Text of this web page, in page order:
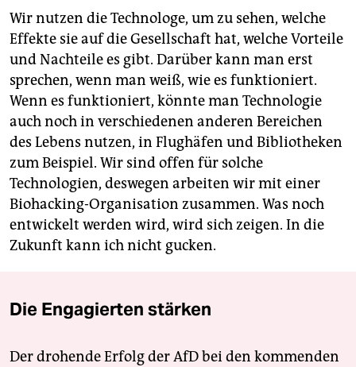
Wir nutzen die Technologe, um zu sehen, welche
Effekte sie auf die Gesellschaft hat, welche Vorteile
und Nachteile es gibt. Darüber kann man erst
sprechen, wenn man weiß, wie es funktioniert.
Wenn es funktioniert, könnte man Technologie
auch noch in verschiedenen anderen Bereichen
des Lebens nutzen, in Flughäfen und Bibliotheken
zum Beispiel. Wir sind offen für solche
Technologien, deswegen arbeiten wir mit einer
Biohacking-Organisation zusammen. Was noch
entwickelt werden wird, wird sich zeigen. In die
Zukunft kann ich nicht gucken.
Die Engagierten stärken
Der drohende Erfolg der AfD bei den kommenden